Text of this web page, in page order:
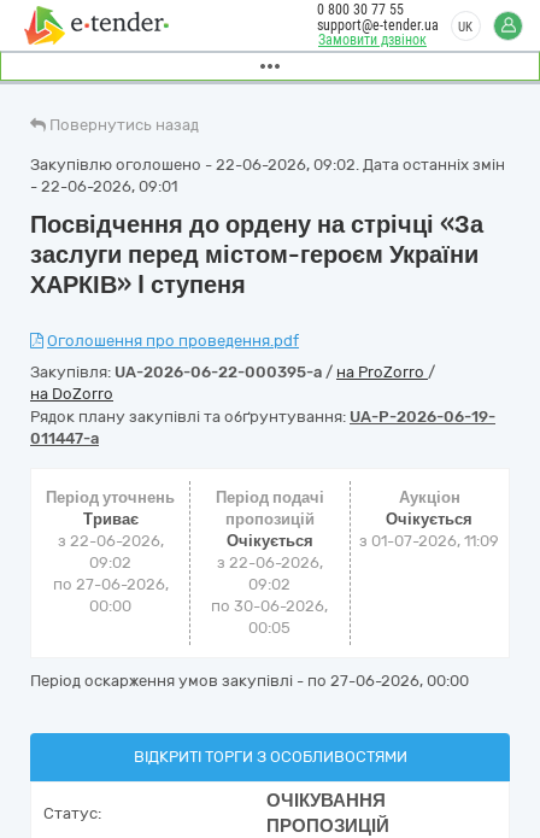
Замовити дзвінок
0 800 30 77 55
support@e-tender.ua
UK
Повернутись назад
Закупівлю оголошено - 22-06-2026, 09:02. Дата останніх змін
- 22-06-2026, 09:01
Посвідчення до ордену на стрічці «За
заслуги перед містом-героєм України
ХАРКІВ» I ступеня
Оголошення про проведення.pdf
Закупівля: UA-2026-06-22-000395-a / на ProZorro /
на DoZorro
Рядок плану закупівлі та обґрунтування: UA-P-2026-06-19-
011447-a
Період уточнень
Триває
з 22-06-2026,
09:02
по 27-06-2026,
00:00
Період подачі
пропозицій
Очікується
з 22-06-2026,
09:02
по 30-06-2026,
00:05
Аукціон
Очікується
з 01-07-2026, 11:09
Період оскарження умов закупівлі - по 27-06-2026, 00:00
ВІДКРИТІ ТОРГИ З ОСОБЛИВОСТЯМИ
Статус:
ОЧІКУВАННЯ
ПРОПОЗИЦІЙ